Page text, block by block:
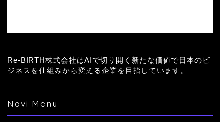
Re-BIRTH株式会社はAIで切り開く新たな価値で日本のビ
ジネスを仕組みから変える企業を目指しています。
Navi Menu